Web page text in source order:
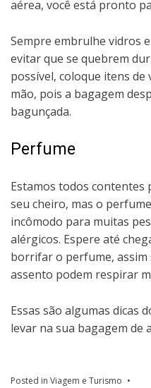
aérea, você está pronto
Sempre embrulhe vidros
evitar que se quebrem
possível, coloque itens de
mão, pois a bagagem
bagunçada.
Perfume
Estamos todos contentes
seu cheiro, mas o
incômodo para muitas
alérgicos. Espere até
borrifar o perfume, assim
assento podem respirar
Essas são algumas dicas
levar na sua bagagem de
Posted in Viagem e Turismo